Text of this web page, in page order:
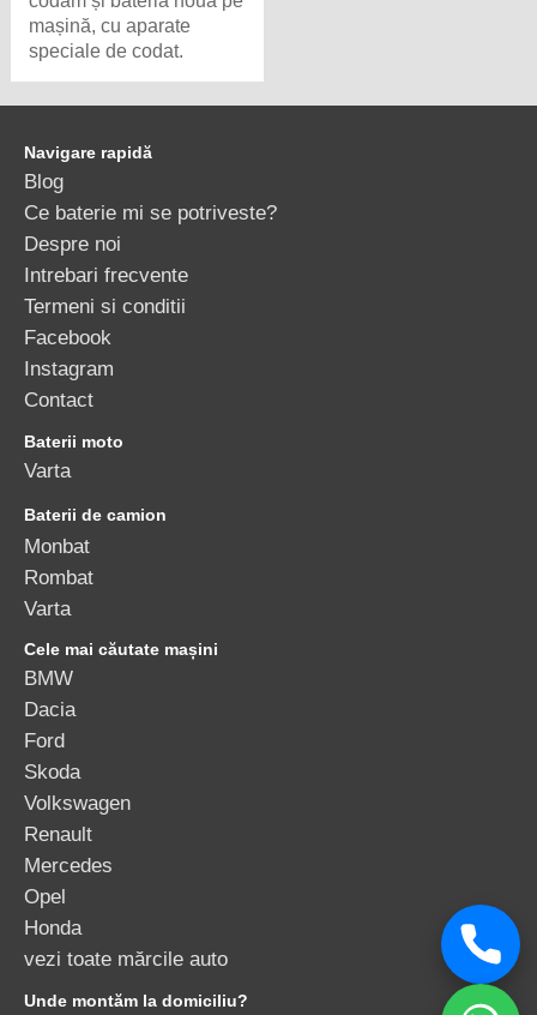
speciale de codat.
Blog
Ce baterie mi se potriveste?
Despre noi
Intrebari frecvente
Termeni si conditii
Facebook
Instagram
Contact
Baterii moto
Varta
Baterii de camion
Monbat
Rombat
Varta
Cele mai căutate mașini
BMW
Dacia
Ford
Skoda
Volkswagen
Renault
Mercedes
Opel
Honda
vezi toate mărcile auto
Unde montăm la domiciliu?
Baterii auto București